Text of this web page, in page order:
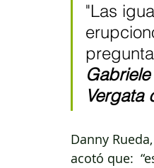
"Las
Vergata
Danny
acotó que: